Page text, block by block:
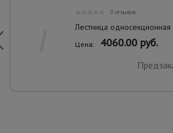
0 отзывов
Лестница
Цена: 4060.00 руб.